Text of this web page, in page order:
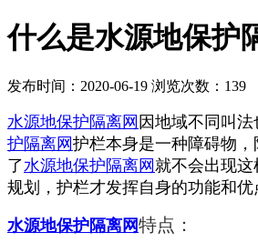
什么是水源地保护
发布时间：2020-06-19 浏览次数： 139
水源地保护隔离网 因地域不同叫
护隔离网 护栏本身是一种障碍物
了水源地保护隔离网 就不会出现
规划，护栏才发挥自身的功能和优
水源地保护隔离网特点：